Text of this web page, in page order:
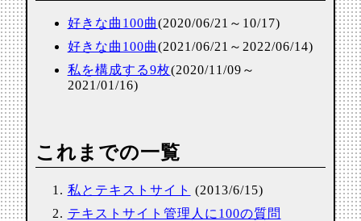
好きな曲100曲(2020/06/21～10/17)
好きな曲100曲(2021/06/21～2022/06/14)
私を構成する9枚(2020/11/09～
2021/01/16)
これまでの一覧
私とテキストサイト (2013/6/15)
テキストサイト管理人に100の質問